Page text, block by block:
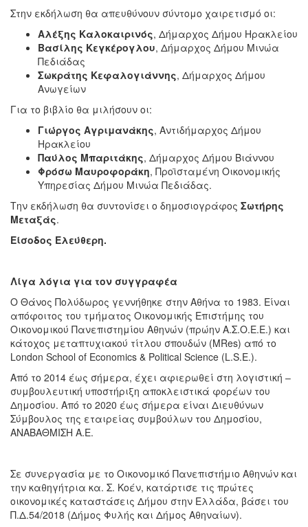
Στην εκδήλωση θα απευθύνουν σύντομο χαιρετισμό οι:
Αλέξης Καλοκαιρινός, Δήμαρχος Δήμου Ηρακλείου
Βασίλης Κεγκέρογλου, Δήμαρχος Δήμου Μινώα
Πεδιάδας
Σωκράτης Κεφαλογιάννης, Δήμαρχος Δήμου
Ανωγείων
Για το βιβλίο θα μιλήσουν οι:
Γιώργος Αγριμανάκης, Αντιδήμαρχος Δήμου
Ηρακλείου
Παύλος Μπαριτάκης, Δήμαρχος Δήμου Βιάννου
Φρόσω Μαυροφοράκη, Προϊσταμένη Οικονομικής
Υπηρεσίας Δήμου Μινώα Πεδιάδας.
Την εκδήλωση θα συντονίσει ο δημοσιογράφος Σωτήρης
Μεταξάς.
Είσοδος Ελεύθερη.
Λίγα λόγια για τον συγγραφέα
Ο Θάνος Πολύδωρος γεννήθηκε στην Αθήνα το 1983. Είναι
απόφοιτος του τμήματος Οικονομικής Επιστήμης του
Οικονομικού Πανεπιστημίου Αθηνών (πρώην Α.Σ.Ο.Ε.Ε.) και
κάτοχος μεταπτυχιακού τίτλου σπουδών (MRes) από το
London School of Economics & Political Science (L.S.E.).
Από το 2014 έως σήμερα, έχει αφιερωθεί στη λογιστική –
συμβουλευτική υποστήριξη αποκλειστικά φορέων του
Δημοσίου. Από το 2020 έως σήμερα είναι Διευθύνων
Σύμβουλος της εταιρείας συμβούλων του Δημοσίου,
ΑΝΑΒΑΘΜΙΣΗ Α.Ε.
Σε συνεργασία με το Οικονομικό Πανεπιστήμιο Αθηνών και
την καθηγήτρια κα. Σ. Κοέν, κατάρτισε τις πρώτες
οικονομικές καταστάσεις Δήμου στην Ελλάδα, βάσει του
Π.Δ.54/2018 (Δήμος Φυλής και Δήμος Αθηναίων).